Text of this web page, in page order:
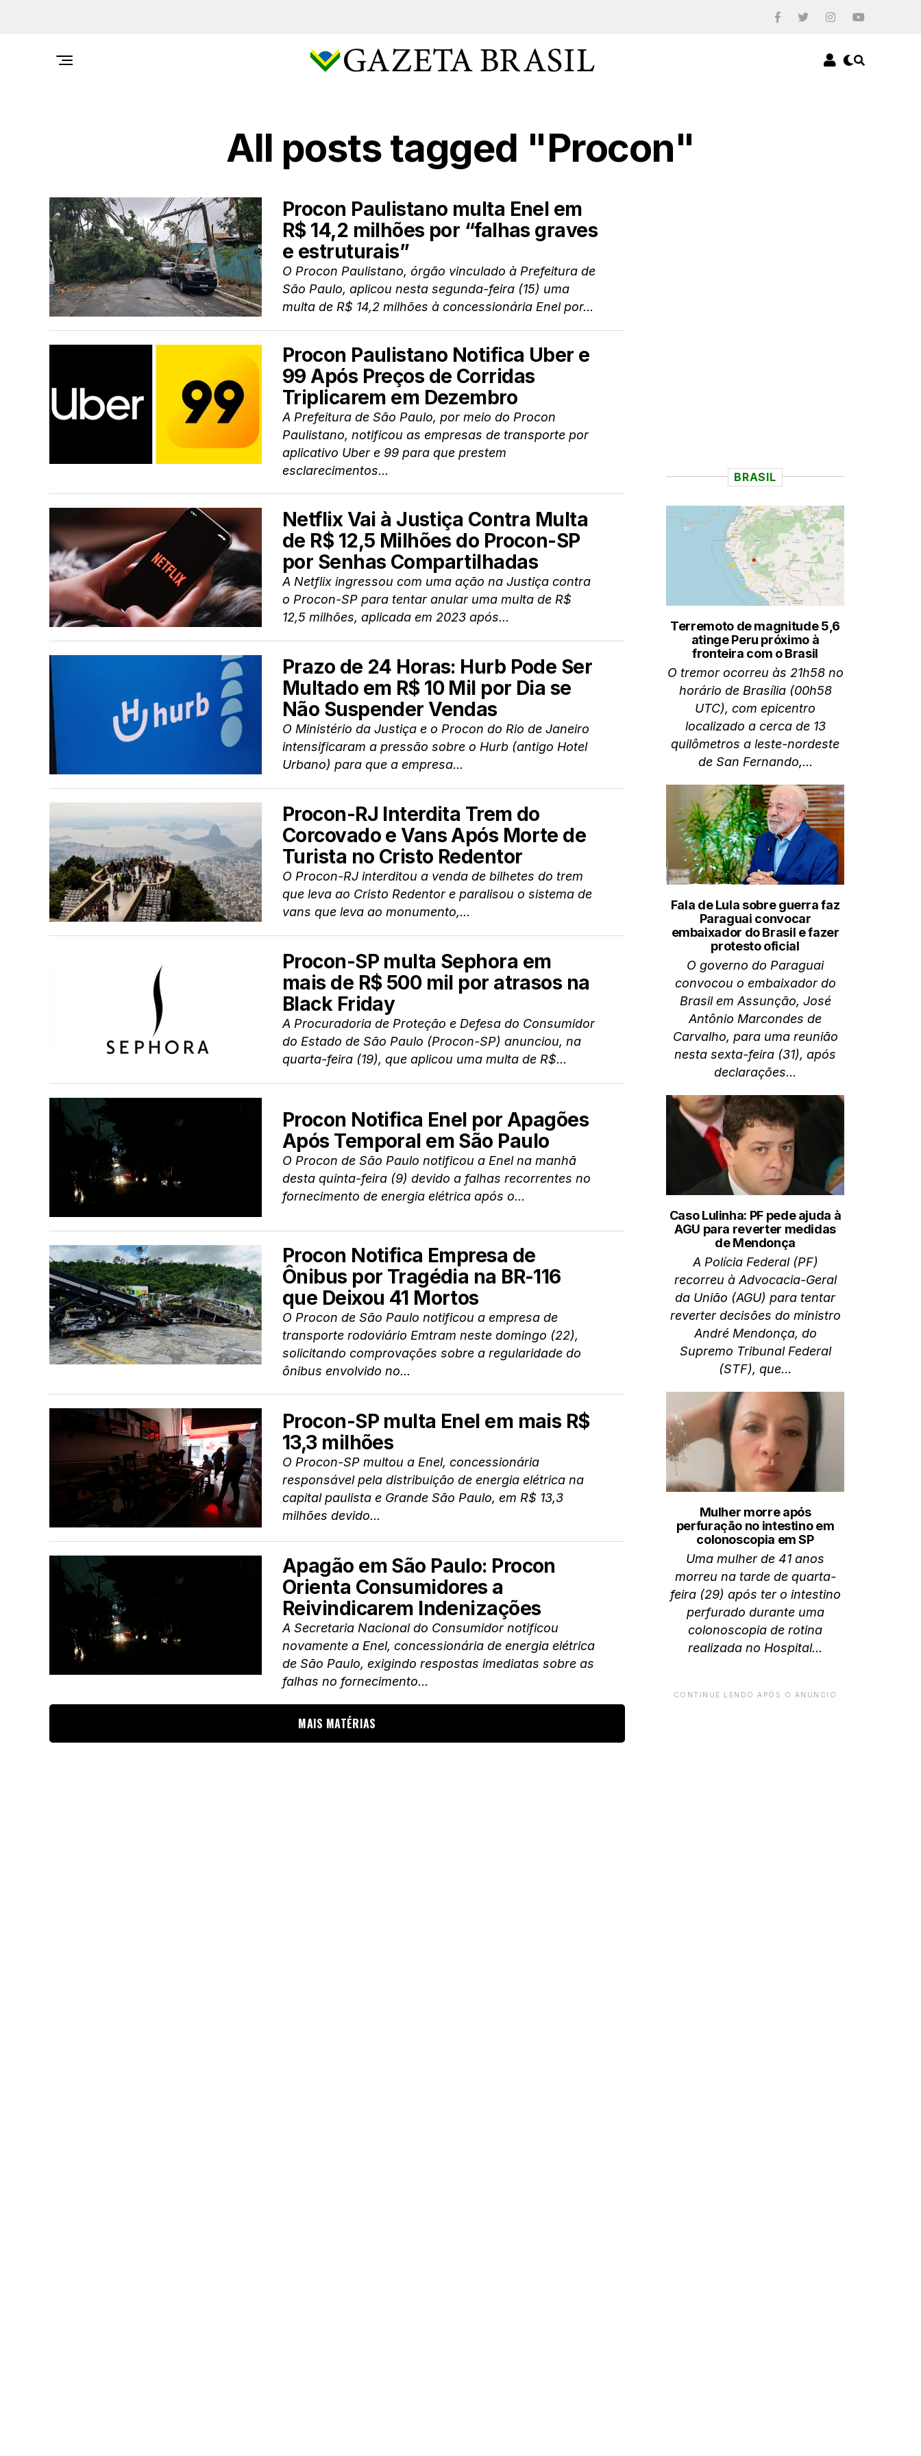
All posts tagged "Procon"
Procon Paulistano multa Enel em
R$ 14,2 milhões por “falhas graves
e estruturais”
O Procon Paulistano, órgão vinculado à Prefeitura de
São Paulo, aplicou nesta segunda-feira (15) uma
multa de R$ 14,2 milhões à concessionária Enel por...
Procon Paulistano Notifica Uber e
99 Após Preços de Corridas
Triplicarem em Dezembro
A Prefeitura de São Paulo, por meio do Procon
Paulistano, notificou as empresas de transporte por
aplicativo Uber e 99 para que prestem
esclarecimentos...
Netflix Vai à Justiça Contra Multa
de R$ 12,5 Milhões do Procon-SP
por Senhas Compartilhadas
A Netflix ingressou com uma ação na Justiça contra
o Procon-SP para tentar anular uma multa de R$
12,5 milhões, aplicada em 2023 após...
Prazo de 24 Horas: Hurb Pode Ser
Multado em R$ 10 Mil por Dia se
Não Suspender Vendas
O Ministério da Justiça e o Procon do Rio de Janeiro
intensificaram a pressão sobre o Hurb (antigo Hotel
Urbano) para que a empresa...
Procon-RJ Interdita Trem do
Corcovado e Vans Após Morte de
Turista no Cristo Redentor
O Procon-RJ interditou a venda de bilhetes do trem
que leva ao Cristo Redentor e paralisou o sistema de
vans que leva ao monumento,...
Procon-SP multa Sephora em
mais de R$ 500 mil por atrasos na
Black Friday
A Procuradoria de Proteção e Defesa do Consumidor
do Estado de São Paulo (Procon-SP) anunciou, na
quarta-feira (19), que aplicou uma multa de R$...
Procon Notifica Enel por Apagões
Após Temporal em São Paulo
O Procon de São Paulo notificou a Enel na manhã
desta quinta-feira (9) devido a falhas recorrentes no
fornecimento de energia elétrica após o...
Procon Notifica Empresa de
Ônibus por Tragédia na BR-116
que Deixou 41 Mortos
O Procon de São Paulo notificou a empresa de
transporte rodoviário Emtram neste domingo (22),
solicitando comprovações sobre a regularidade do
ônibus envolvido no...
Procon-SP multa Enel em mais R$
13,3 milhões
O Procon-SP multou a Enel, concessionária
responsável pela distribuição de energia elétrica na
capital paulista e Grande São Paulo, em R$ 13,3
milhões devido...
Apagão em São Paulo: Procon
Orienta Consumidores a
Reivindicarem Indenizações
A Secretaria Nacional do Consumidor notificou
novamente a Enel, concessionária de energia elétrica
de São Paulo, exigindo respostas imediatas sobre as
falhas no fornecimento...
MAIS MATÉRIAS
BRASIL
Terremoto de magnitude 5,6
atinge Peru próximo à
fronteira com o Brasil
O tremor ocorreu às 21h58 no
horário de Brasília (00h58
UTC), com epicentro
localizado a cerca de 13
quilômetros a leste-nordeste
de San Fernando,...
Fala de Lula sobre guerra faz
Paraguai convocar
embaixador do Brasil e fazer
protesto oficial
O governo do Paraguai
convocou o embaixador do
Brasil em Assunção, José
Antônio Marcondes de
Carvalho, para uma reunião
nesta sexta-feira (31), após
declarações...
Caso Lulinha: PF pede ajuda à
AGU para reverter medidas
de Mendonça
A Polícia Federal (PF)
recorreu à Advocacia-Geral
da União (AGU) para tentar
reverter decisões do ministro
André Mendonça, do
Supremo Tribunal Federal
(STF), que...
Mulher morre após
perfuração no intestino em
colonoscopia em SP
Uma mulher de 41 anos
morreu na tarde de quarta-
feira (29) após ter o intestino
perfurado durante uma
colonoscopia de rotina
realizada no Hospital...
CONTINUE LENDO APÓS O ANÚNCIO